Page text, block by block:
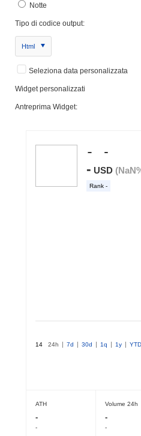
Notte
Tipo di codice output:
Html
Seleziona data personalizzata
Widget personalizzati
Antreprima Widget: